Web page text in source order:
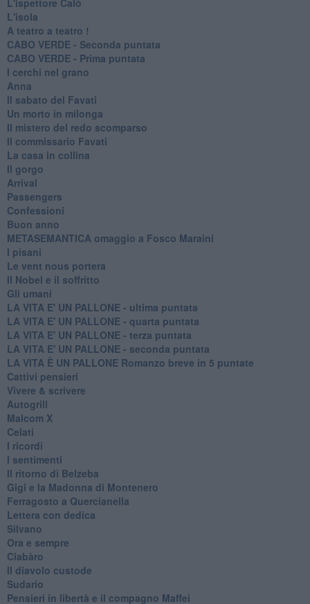
L'isola
A teatro a teatro !
CABO VERDE - Seconda puntata
CABO VERDE - Prima puntata
I cerchi nel grano
Anna
Il sabato del Favati
Un morto in milonga
Il mistero del redo scomparso
Il commissario Favati
La casa in collina
Il gorgo
Arrival
Passengers
Confessioni
Buon anno
METASEMANTICA omaggio a Fosco Maraini
I pisani
Le vent nous portera
Il Nobel e il soffritto
Gli umani
LA VITA E' UN PALLONE - ultima puntata
LA VITA E' UN PALLONE - quarta puntata
LA VITA E' UN PALLONE - terza puntata
LA VITA E' UN PALLONE - seconda puntata
LA VITA È UN PALLONE Romanzo breve in 5 puntate
Cattivi pensieri
Vivere & scrivere
Autogrill
Malcom X
Celati
I ricordi
I sentimenti
Il ritorno di Belzeba
Gigi e la Madonna di Montenero
Ferragosto a Quercianella
Lettera con dedica
Silvano
Ora e sempre
Ciabàro
Il diavolo custode
Sudario
Pensieri in libertà e il compagno Maffei